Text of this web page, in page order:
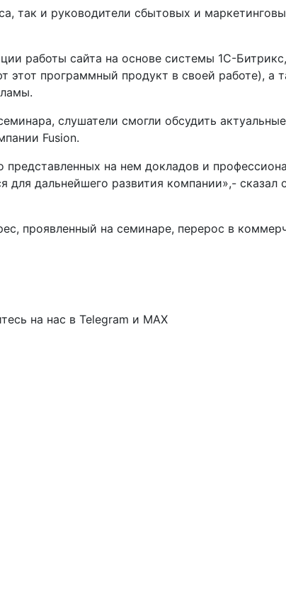
так и руководители сбытовых и
работы сайта на основе системы 1С-
этот программный продукт в своей работе), а
слушатели смогли обсудить
Fusion.
на нем докладов и
дальнейшего развития компании»,- сказал
проявленный на семинаре, перерос в
на нас в Telegram и MAX